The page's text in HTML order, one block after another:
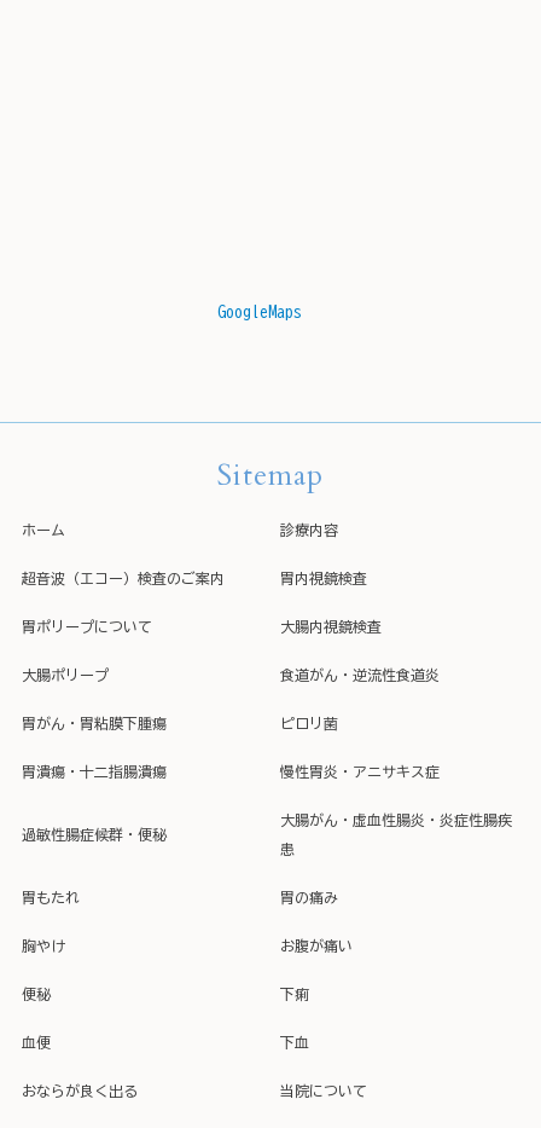
GoogleMaps
Sitemap
ホーム 診療内容
超音波（エコー）検査のご案内 胃内視鏡検査
胃ポリープについて 大腸内視鏡検査
大腸ポリープ 食道がん・逆流性食道炎
胃がん・胃粘膜下腫瘍 ピロリ菌
胃潰瘍・十二指腸潰瘍 慢性胃炎・アニサキス症
過敏性腸症候群・便秘
大腸がん・虚血性腸炎・炎症性腸疾
患
胃もたれ 胃の痛み
胸やけ お腹が痛い
便秘 下痢
血便 下血
おならが良く出る 当院について